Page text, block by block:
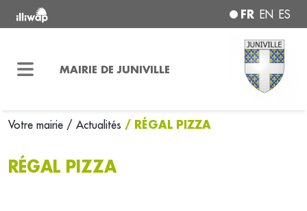
FR EN ES
MAIRIE DE JUNIVILLE
Votre mairie / Actualités / RÉGAL PIZZA
RÉGAL PIZZA